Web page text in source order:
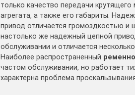
только качество передачи
агрегата, а также его габариты.
привод отличается громоздкостью и
настолько же надежный цепной
обслуживании и отличается
Наиболее распространенный
частом обслуживании, но работает
характерна проблема